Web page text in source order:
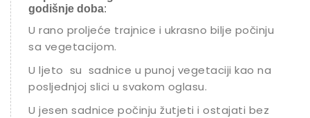
godišnje doba:
U rano proljeće trajnice i ukrasno bilje počinju
sa vegetacijom.
U ljeto su sadnice u punoj vegetaciji kao na
posljednjoj slici u svakom oglasu.
U jesen sadnice počinju žutjeti i ostajati bez